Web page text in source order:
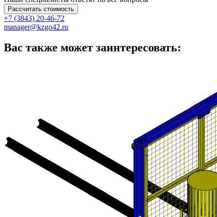
Рассчитать стоимость
+7 (3843) 20-46-72
manager@kzgo42.ru
Вас также может заинтересовать: